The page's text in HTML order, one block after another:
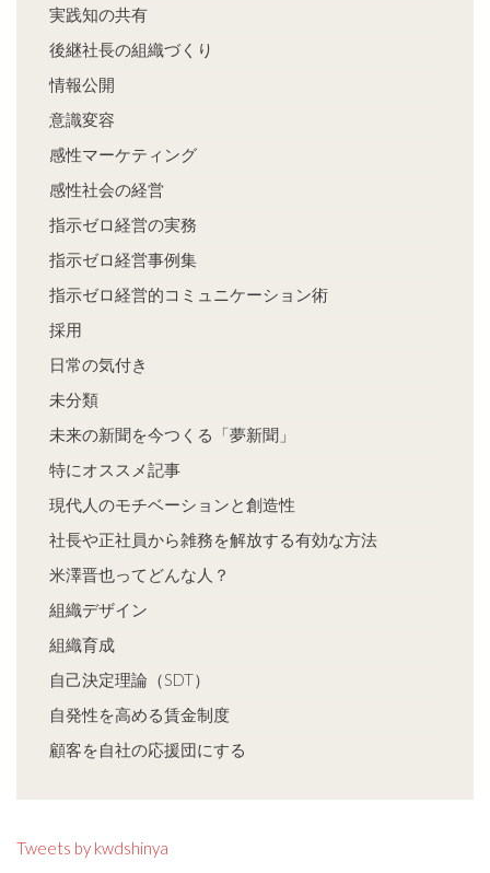
実践知の共有
後継社長の組織づくり
情報公開
意識変容
感性マーケティング
感性社会の経営
指示ゼロ経営の実務
指示ゼロ経営事例集
指示ゼロ経営的コミュニケーション術
採用
日常の気付き
未分類
未来の新聞を今つくる「夢新聞」
特にオススメ記事
現代人のモチベーションと創造性
社長や正社員から雑務を解放する有効な方法
米澤晋也ってどんな人？
組織デザイン
組織育成
自己決定理論（SDT）
自発性を高める賃金制度
顧客を自社の応援団にする
Tweets by kwdshinya